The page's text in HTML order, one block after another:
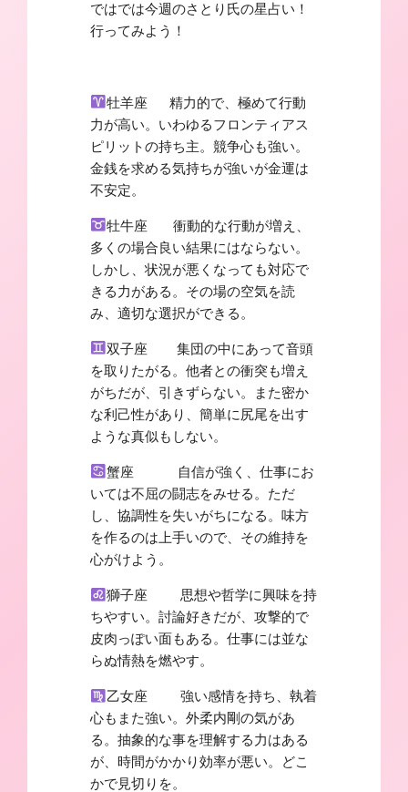
ではでは今週のさとり氏の星占い！
行ってみよう！
牡羊座 精力的で、極めて行動
力が高い。いわゆるフロンティアス
ピリットの持ち主。競争心も強い。
金銭を求める気持ちが強いが金運は
不安定。
牡牛座 衝動的な行動が増え、
多くの場合良い結果にはならない。
しかし、状況が悪くなっても対応で
きる力がある。その場の空気を読
み、適切な選択ができる。
双子座 集団の中にあって音頭
を取りたがる。他者との衝突も増え
がちだが、引きずらない。また密か
な利己性があり、簡単に尻尾を出す
ような真似もしない。
蟹座 自信が強く、仕事にお
いては不屈の闘志をみせる。ただ
し、協調性を失いがちになる。味方
を作るのは上手いので、その維持を
心がけよう。
獅子座 思想や哲学に興味を持
ちやすい。討論好きだが、攻撃的で
皮肉っぽい面もある。仕事には並な
らぬ情熱を燃やす。
乙女座 強い感情を持ち、執着
心もまた強い。外柔内剛の気があ
る。抽象的な事を理解する力はある
が、時間がかかり効率が悪い。どこ
かで見切りを。